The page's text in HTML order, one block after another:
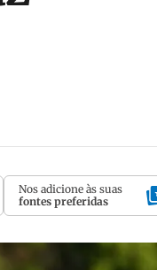
Nos adicione às suas
fontes preferidas